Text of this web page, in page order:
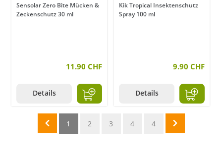
Sensolar Zero Bite Mücken &
Zeckenschutz 30 ml
11.90 CHF
Details
Kik Tropical Insektenschutz
Spray 100 ml
9.90 CHF
Details
1 2 3 4 4